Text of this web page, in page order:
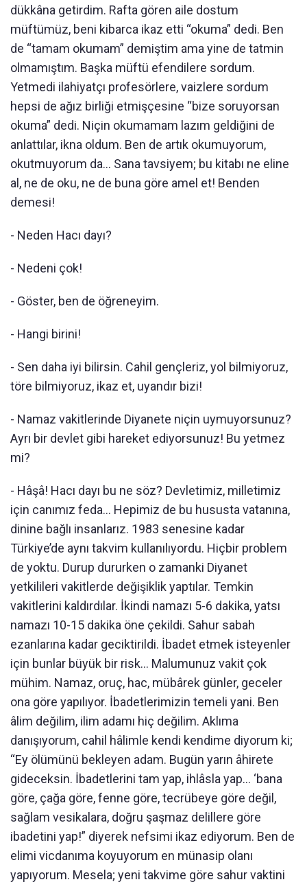
dükkâna getirdim. Rafta gören aile dostum
müftümüz, beni kibarca ikaz etti “okuma” dedi. Ben
de “tamam okumam” demiştim ama yine de tatmin
olmamıştım. Başka müftü efendilere sordum.
Yetmedi ilahiyatçı profesörlere, vaizlere sordum
hepsi de ağız birliği etmişçesine “bize soruyorsan
okuma” dedi. Niçin okumamam lazım geldiğini de
anlattılar, ikna oldum. Ben de artık okumuyorum,
okutmuyorum da… Sana tavsiyem; bu kitabı ne eline
al, ne de oku, ne de buna göre amel et! Benden
demesi!
- Neden Hacı dayı?
- Nedeni çok!
- Göster, ben de öğreneyim.
- Hangi birini!
- Sen daha iyi bilirsin. Cahil gençleriz, yol bilmiyoruz,
töre bilmiyoruz, ikaz et, uyandır bizi!
- Namaz vakitlerinde Diyanete niçin uymuyorsunuz?
Ayrı bir devlet gibi hareket ediyorsunuz! Bu yetmez
mi?
- Hâşâ! Hacı dayı bu ne söz? Devletimiz, milletimiz
için canımız feda… Hepimiz de bu hususta vatanına,
dinine bağlı insanlarız. 1983 senesine kadar
Türkiye’de aynı takvim kullanılıyordu. Hiçbir problem
de yoktu. Durup dururken o zamanki Diyanet
yetkilileri vakitlerde değişiklik yaptılar. Temkin
vakitlerini kaldırdılar. İkindi namazı 5-6 dakika, yatsı
namazı 10-15 dakika öne çekildi. Sahur sabah
ezanlarına kadar geciktirildi. İbadet etmek isteyenler
için bunlar büyük bir risk… Malumunuz vakit çok
mühim. Namaz, oruç, hac, mübârek günler, geceler
ona göre yapılıyor. İbadetlerimizin temeli yani. Ben
âlim değilim, ilim adamı hiç değilim. Aklıma
danışıyorum, cahil hâlimle kendi kendime diyorum ki;
“Ey ölümünü bekleyen adam. Bugün yarın âhirete
gideceksin. İbadetlerini tam yap, ihlâsla yap… ‘bana
göre, çağa göre, fenne göre, tecrübeye göre değil,
sağlam vesikalara, doğru şaşmaz delillere göre
ibadetini yap!” diyerek nefsimi ikaz ediyorum. Ben de
elimi vicdanıma koyuyorum en münasip olanı
yapıyorum. Mesela; yeni takvime göre sahur vaktini